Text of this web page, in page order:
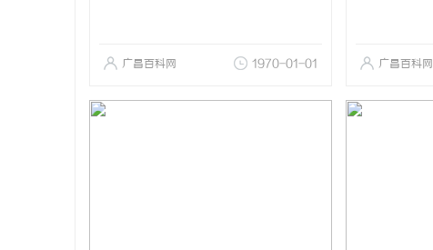
广昌百科网 1970-01-01 广昌百科网